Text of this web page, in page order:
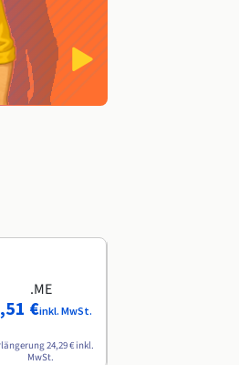
.ME
€inkl. MwSt.
24,29 € inkl.
MwSt.